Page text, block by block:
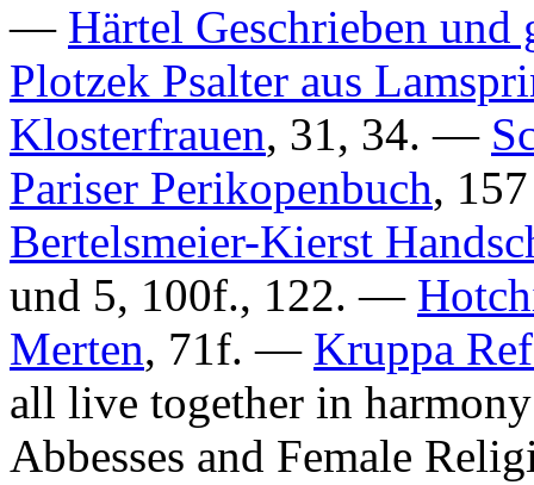
— Härtel Geschrieben und
Plotzek Psalter aus
Klosterfrauen, 31, 34. —
Pariser Perikopenbuch,
Bertelsmeier-Kierst
und 5, 100f., 122. —
Merten, 71f. — Kruppa
all live together in
Abbesses and Female